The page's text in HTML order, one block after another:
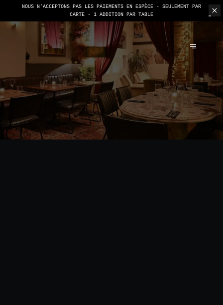
NOUS N'ACCEPTONS PAS LES PAIEMENTS EN ESPÈCE - SEULEMENT PAR
CARTE - 1 ADDITION PAR TABLE